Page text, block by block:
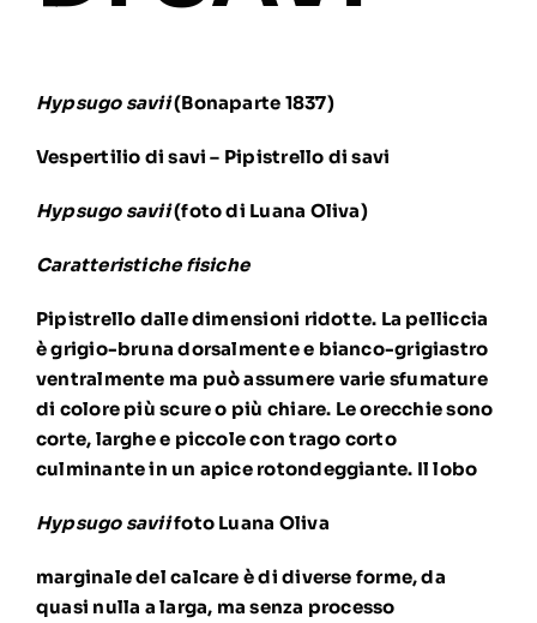
Hypsugo savii(Bonaparte 1837)
Vespertilio di savi – Pipistrello di savi
Hypsugo savii(foto di Luana Oliva)
Caratteristiche fisiche
Pipistrello dalle dimensioni ridotte. La pelliccia
è grigio-bruna dorsalmente e bianco-grigiastro
ventralmente ma può assumere varie sfumature
di colore più scure o più chiare. Le orecchie sono
corte, larghe e piccole con trago corto
culminante in un apice rotondeggiante. Il lobo
Hypsugo saviifoto Luana Oliva
marginale del calcare è di diverse forme, da
quasi nulla a larga, ma senza processo